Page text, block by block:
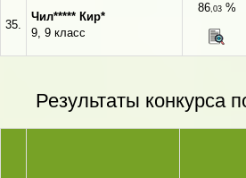
35.
Чил***** Кир*
9, 9 класс
86,03%
Результаты конкурса